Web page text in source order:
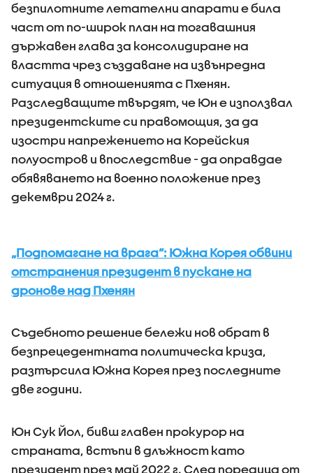
безпилотните летателни апарати е била
част от по-широк план на тогавашния
държавен глава за консолидиране на
властта чрез създаване на извънредна
ситуация в отношенията с Пхенян.
Разследващите твърдят, че Юн е използвал
президентските си правомощия, за да
изостри напрежението на Корейския
полуостров и впоследствие - да оправдае
обявяването на военно положение през
декември 2024 г.
„Подпомагане на врага“: Южна Корея обвини
отстранения президент в пускане на
дронове над Пхенян
Съдебното решение бележи нов обрат в
безпрецедентната политическа криза,
разтърсила Южна Корея през последните
две години.
Юн Сук Йол, бивш главен прокурор на
страната, встъпи в длъжност като
президент през май 2022 г. След поредица от